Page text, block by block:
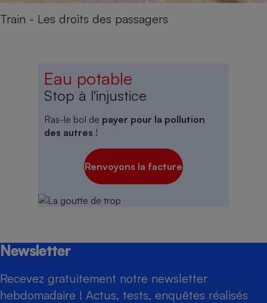
Train - Les droits des passagers
Eau potable
Stop à l'injustice
Ras-le bol de payer pour la pollution
des autres !
Renvoyons la facture
Newsletter
Recevez gratuitement notre newsletter
hebdomadaire ! Actus, tests, enquêtes réalisés